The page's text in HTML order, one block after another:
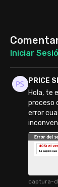
Iniciar
PRICE
Hola, te
proceso
error
captura-